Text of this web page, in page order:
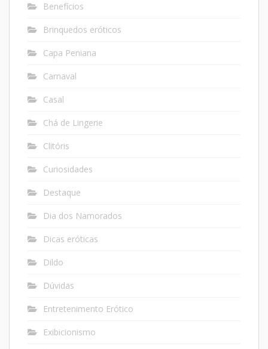
Benefícios
Brinquedos eróticos
Capa Peniana
Carnaval
Casal
Chá de Lingerie
Clitóris
Curiosidades
Destaque
Dia dos Namorados
Dicas eróticas
Dildo
Dúvidas
Entretenimento Erótico
Exibicionismo